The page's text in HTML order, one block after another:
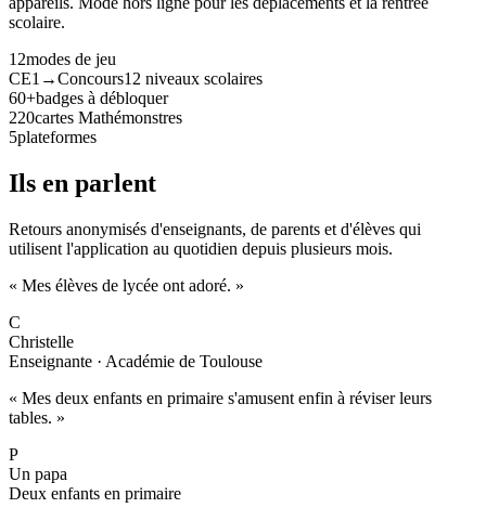
scolaire.
12modes de jeu
CE1→Concours12 niveaux scolaires
60+badges à débloquer
220cartes Mathémonstres
5plateformes
Ils en parlent
Retours anonymisés d'enseignants, de parents et d'élèves qui
utilisent l'application au quotidien depuis plusieurs mois.
« Mes élèves de lycée ont adoré. »
C
Christelle
Enseignante · Académie de Toulouse
« Mes deux enfants en primaire s'amusent enfin à réviser leurs
tables. »
P
Un papa
Deux enfants en primaire